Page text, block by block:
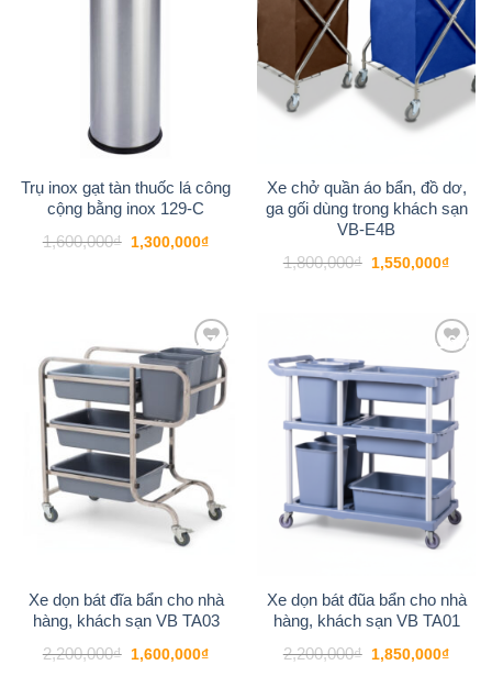
Trụ inox gạt tàn thuốc lá công
cộng bằng inox 129-C
1,600,000₫
Giá
gốc
1,300,000₫Giá
Xe chở quần áo bẩn, đồ dơ,
ga gối dùng trong khách sạn
VB-E4B
1,800,000₫
Giá
gốc
1,550,000₫Giá
-27%
Add to
wishlist
Xe dọn bát đĩa bẩn cho nhà
hàng, khách sạn VB TA03
2,200,000₫
Giá
gốc
1,600,000₫Giá
-16%
Add to
wishlist
Xe dọn bát đũa bẩn cho nhà
hàng, khách sạn VB TA01
2,200,000₫
Giá
gốc
1,850,000₫Giá